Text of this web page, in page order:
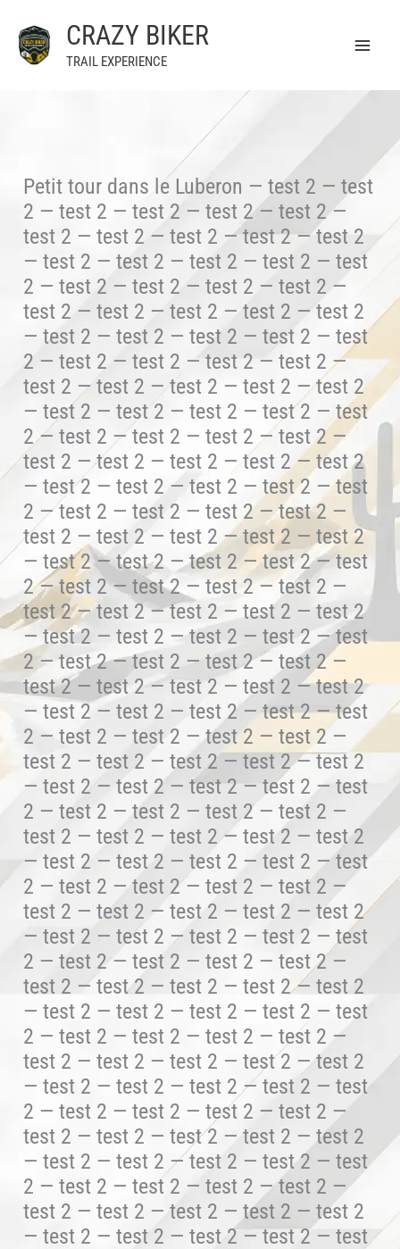
contenu
CRAZY BIKER
TRAIL EXPERIENCE
Petit tour dans le Luberon — test 2 — test
2 — test 2 — test 2 — test 2 — test 2 —
test 2 — test 2 — test 2 — test 2 — test 2
— test 2 — test 2 — test 2 — test 2 — test
2 — test 2 — test 2 — test 2 — test 2 —
test 2 — test 2 — test 2 — test 2 — test 2
— test 2 — test 2 — test 2 — test 2 — test
2 — test 2 — test 2 — test 2 — test 2 —
test 2 — test 2 — test 2 — test 2 — test 2
— test 2 — test 2 — test 2 — test 2 — test
2 — test 2 — test 2 — test 2 — test 2 —
test 2 — test 2 — test 2 — test 2 — test 2
— test 2 — test 2 — test 2 — test 2 — test
2 — test 2 — test 2 — test 2 — test 2 —
test 2 — test 2 — test 2 — test 2 — test 2
— test 2 — test 2 — test 2 — test 2 — test
2 — test 2 — test 2 — test 2 — test 2 —
test 2 — test 2 — test 2 — test 2 — test 2
— test 2 — test 2 — test 2 — test 2 — test
2 — test 2 — test 2 — test 2 — test 2 —
test 2 — test 2 — test 2 — test 2 — test 2
— test 2 — test 2 — test 2 — test 2 — test
2 — test 2 — test 2 — test 2 — test 2 —
test 2 — test 2 — test 2 — test 2 — test 2
— test 2 — test 2 — test 2 — test 2 — test
2 — test 2 — test 2 — test 2 — test 2 —
test 2 — test 2 — test 2 — test 2 — test 2
— test 2 — test 2 — test 2 — test 2 — test
2 — test 2 — test 2 — test 2 — test 2 —
test 2 — test 2 — test 2 — test 2 — test 2
— test 2 — test 2 — test 2 — test 2 — test
2 — test 2 — test 2 — test 2 — test 2 —
test 2 — test 2 — test 2 — test 2 — test 2
— test 2 — test 2 — test 2 — test 2 — test
2 — test 2 — test 2 — test 2 — test 2 —
test 2 — test 2 — test 2 — test 2 — test 2
— test 2 — test 2 — test 2 — test 2 — test
2 — test 2 — test 2 — test 2 — test 2 —
test 2 — test 2 — test 2 — test 2 — test 2
— test 2 — test 2 — test 2 — test 2 — test
2 — test 2 — test 2 — test 2 — test 2 —
test 2 — test 2 — test 2 — test 2 — test 2
— test 2 — test 2 — test 2 — test 2 — test